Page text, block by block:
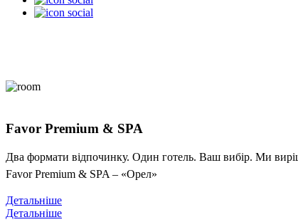
Favor Premium & SPA
Два формати відпочинку. Один готель. Ваш вибір. Ми
Favor Premium & SPA – «Орел»
Детальніше
Детальніше